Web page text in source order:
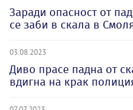
Заради опасност от
се заби в скала в
03.08.2023
Диво прасе падна от
вдигна на крак